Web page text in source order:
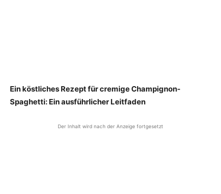
Ein köstliches Rezept für cremige Champignon-
Spaghetti: Ein ausführlicher Leitfaden
Der Inhalt wird nach der Anzeige fortgesetzt